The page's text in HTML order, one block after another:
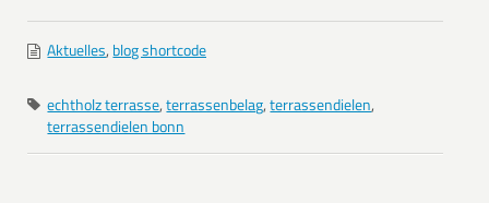
Aktuelles, blog shortcode
echtholz terrasse,terrassenbelag,terrassendielen,
terrassendielen bonn